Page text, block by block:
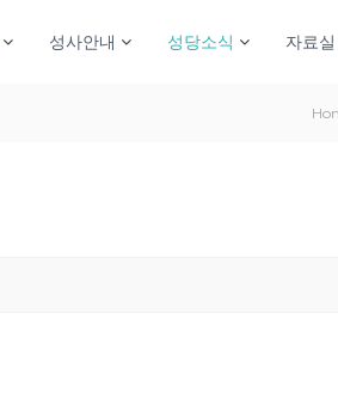
성사안내 성당소식 자료실